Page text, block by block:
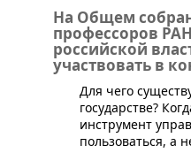
На Общем
профессоров
российской
участвовать в
​Для чего
государстве?
инструмент
пользоваться, а